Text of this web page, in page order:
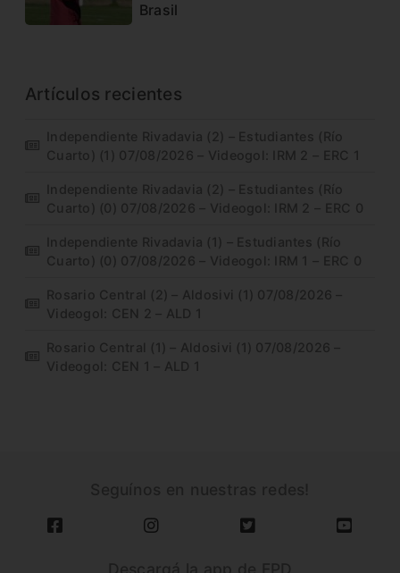
Brasil
Artículos recientes
Independiente Rivadavia (2) – Estudiantes (Río
Cuarto) (1) 07/08/2026 – Videogol: IRM 2 – ERC 1
Independiente Rivadavia (2) – Estudiantes (Río
Cuarto) (0) 07/08/2026 – Videogol: IRM 2 – ERC 0
Independiente Rivadavia (1) – Estudiantes (Río
Cuarto) (0) 07/08/2026 – Videogol: IRM 1 – ERC 0
Rosario Central (2) – Aldosivi (1) 07/08/2026 –
Videogol: CEN 2 – ALD 1
Rosario Central (1) – Aldosivi (1) 07/08/2026 –
Videogol: CEN 1 – ALD 1